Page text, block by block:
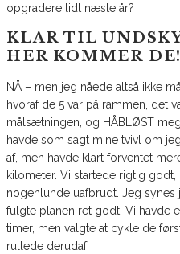
opgradere lidt næste år?
KLAR TIL
HER KOMMER DE!
NÅ – men jeg nåede altså ikke
hvoraf de 5 var på rammen, det
målsætningen, og HÅBLØST
havde som sagt mine tvivl om
af, men havde klart forventet
kilometer. Vi startede rigtig
nogenlunde uafbrudt. Jeg
fulgte planen ret godt. Vi havde
timer, men valgte at cykle de
rullede derudaf.